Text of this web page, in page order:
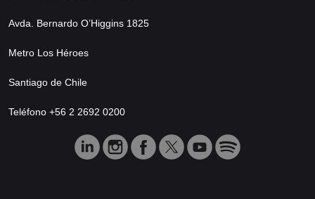
Avda. Bernardo O’Higgins 1825
Metro Los Héroes
Santiago de Chile
Teléfono +56 2 2692 0200